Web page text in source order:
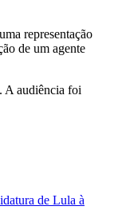
representação
de um agente
A audiência foi
de Lula à